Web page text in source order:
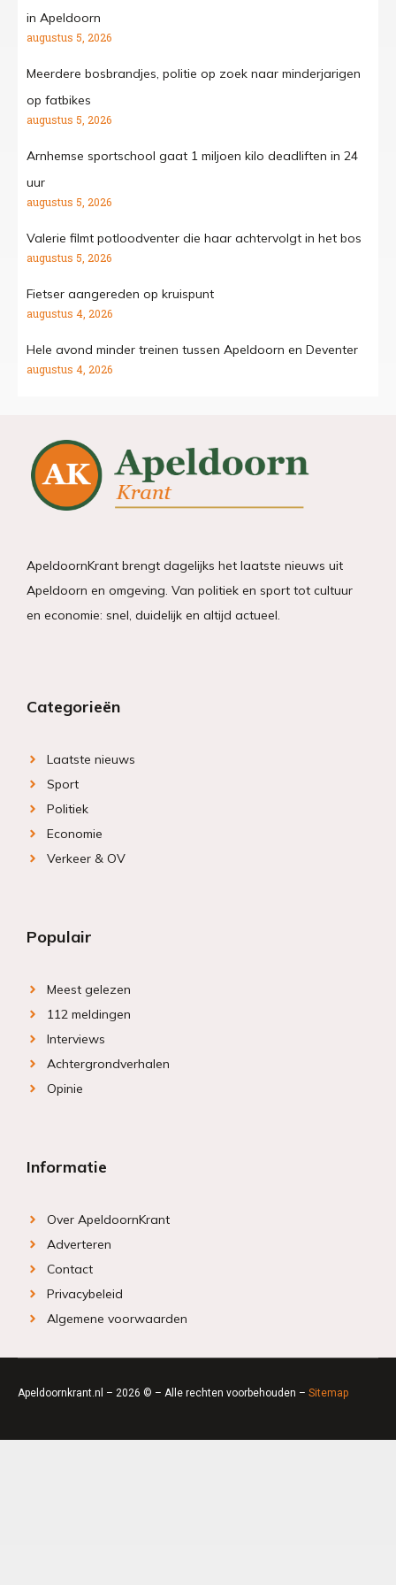
in Apeldoorn
augustus 5, 2026
Meerdere bosbrandjes, politie op zoek naar minderjarigen
op fatbikes
augustus 5, 2026
Arnhemse sportschool gaat 1 miljoen kilo deadliften in 24
uur
augustus 5, 2026
Valerie filmt potloodventer die haar achtervolgt in het bos
augustus 5, 2026
Fietser aangereden op kruispunt
augustus 4, 2026
Hele avond minder treinen tussen Apeldoorn en Deventer
augustus 4, 2026
ApeldoornKrant brengt dagelijks het laatste nieuws uit
Apeldoorn en omgeving. Van politiek en sport tot cultuur
en economie: snel, duidelijk en altijd actueel.
Categorieën
Laatste nieuws
Sport
Politiek
Economie
Verkeer & OV
Populair
Meest gelezen
112 meldingen
Interviews
Achtergrondverhalen
Opinie
Informatie
Over ApeldoornKrant
Adverteren
Contact
Privacybeleid
Algemene voorwaarden
Apeldoornkrant.nl – 2026 © – Alle rechten voorbehouden – Sitemap